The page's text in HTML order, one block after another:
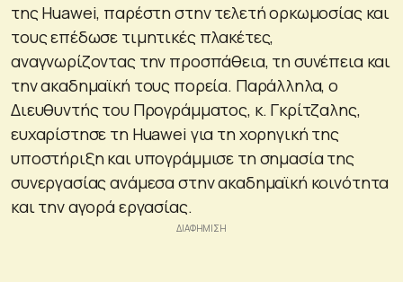
της Huawei, παρέστη στην τελετή ορκωμοσίας και
τους επέδωσε τιμητικές πλακέτες,
αναγνωρίζοντας την προσπάθεια, τη συνέπεια και
την ακαδημαϊκή τους πορεία. Παράλληλα, ο
Διευθυντής του Προγράμματος, κ. Γκρίτζαλης,
ευχαρίστησε τη Huawei για τη χορηγική της
υποστήριξη και υπογράμμισε τη σημασία της
συνεργασίας ανάμεσα στην ακαδημαϊκή κοινότητα
και την αγορά εργασίας.